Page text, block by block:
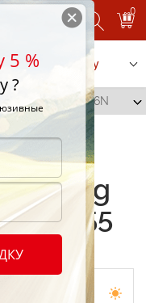
0
Заказать услугу
155 R12C 88/86N
155
5 %
?